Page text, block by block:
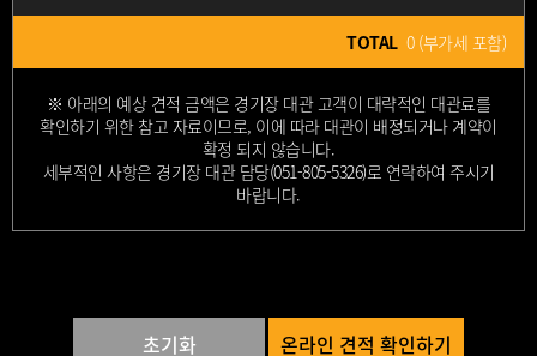
TOTAL 0 (부가세 포함)
※ 아래의 예상 견적 금액은 경기장 대관 고객이 대략적인 대관료를
확인하기 위한 참고 자료이므로, 이에 따라 대관이 배정되거나 계약이
확정 되지 않습니다.
세부적인 사항은 경기장 대관 담당(051-805-5326)로 연락하여 주시기
바랍니다.
초기화 온라인 견적 확인하기